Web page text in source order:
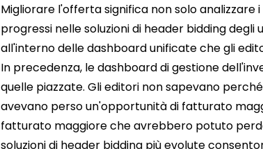
Migliorare l'offerta significa non solo analizzare
progressi nelle soluzioni di header bidding
all'interno delle dashboard unificate che gli
In precedenza, le dashboard di gestione
quelle piazzate. Gli editori non sapevano
avevano perso un'opportunità di fatturato
fatturato maggiore che avrebbero potuto
soluzioni di header bidding più evolute